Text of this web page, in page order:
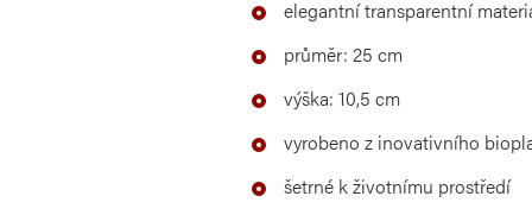
elegantní transparentní
průměr: 25 cm
výška: 10,5 cm
vyrobeno z inovativního
šetrné k životnímu prostředí